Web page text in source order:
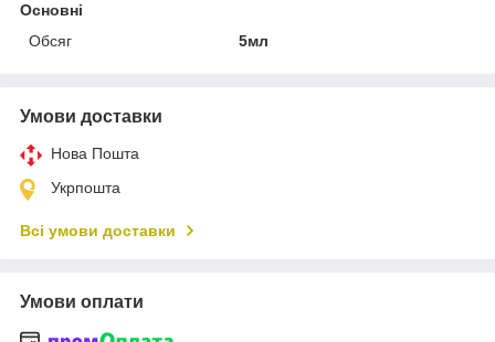
Основні
Обсяг
5мл
Умови доставки
Нова Пошта
Укрпошта
Всі умови доставки
Умови оплати